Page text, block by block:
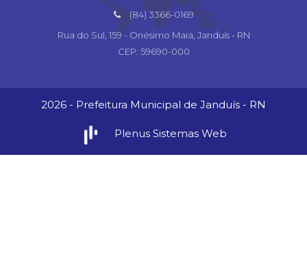
(84) 3366-0169
Rua do Sul, 159 - Onésimo Maia, Janduís - RN
CEP: 59690-000
2026 - Prefeitura Municipal de Janduís - RN
Plenus Sistemas Web